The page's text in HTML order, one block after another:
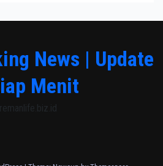
News | Update
Menit